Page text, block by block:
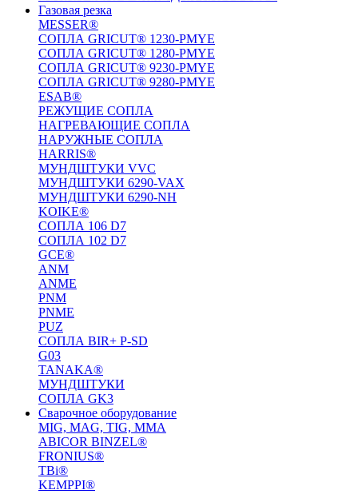
Газовая резка
MESSER®
СОПЛА GRICUT® 1230-PMYE
СОПЛА GRICUT® 1280-PMYE
СОПЛА GRICUT® 9230-PMYE
СОПЛА GRICUT® 9280-PMYE
ESAB®
РЕЖУЩИЕ СОПЛА
НАГРЕВАЮЩИЕ СОПЛА
НАРУЖНЫЕ СОПЛА
HARRIS®
МУНДШТУКИ VVC
МУНДШТУКИ 6290-VAX
МУНДШТУКИ 6290-NH
KOIKE®
СОПЛА 106 D7
СОПЛА 102 D7
GCE®
ANM
ANME
PNM
PNME
PUZ
СОПЛА BIR+ P-SD
G03
TANAKA®
МУНДШТУКИ
СОПЛА GK3
Сварочное оборудование
MIG, MAG, TIG, MMA
ABICOR BINZEL®
FRONIUS®
TBi®
KEMPPI®